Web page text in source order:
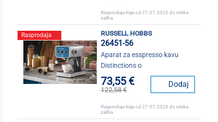
Rasprodaja traje od 27.07.2026 do isteka
zaliha
Rasprodaja
russell hobbs
26451-56
Aparat za esspresso kavu
Distinctions o
73,55 €
122,58 €
Dodaj
Rasprodaja traje od 27.07.2026 do isteka
zaliha